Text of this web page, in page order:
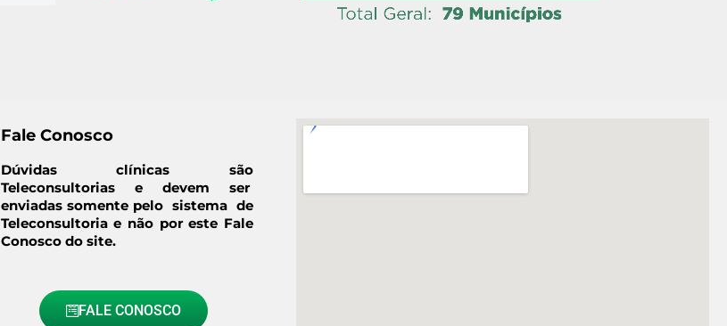
Fale Conosco
Dúvidas clínicas são
Teleconsultorias e devem ser
enviadas somente pelo sistema de
Teleconsultoria e não por este Fale
Conosco do site.
FALE CONOSCO